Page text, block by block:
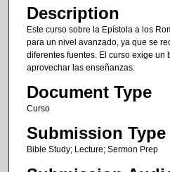
Description
Este curso sobre la Epístola a los
para un nivel avanzado, ya que se
diferentes fuentes. El curso exige
aprovechar las enseñanzas.
Document Type
Curso
Submission Type
Bible Study; Lecture; Sermon Prep